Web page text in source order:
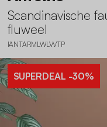
Scandinavische
fluweel
IANTARMLWLVVTP
SUPERDEAL -30%